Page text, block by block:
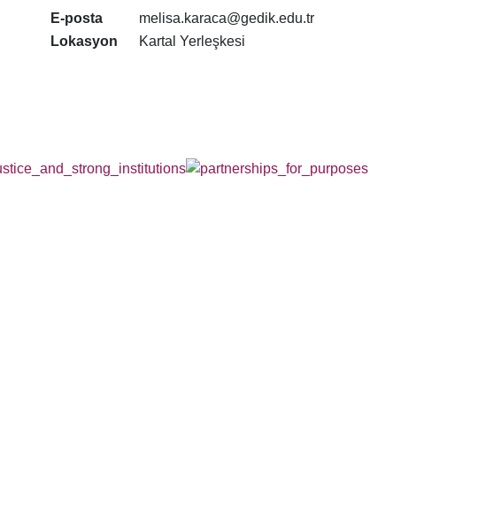
E-posta
melisa.karaca@gedik.edu.tr
Lokasyon
Kartal Yerleşkesi